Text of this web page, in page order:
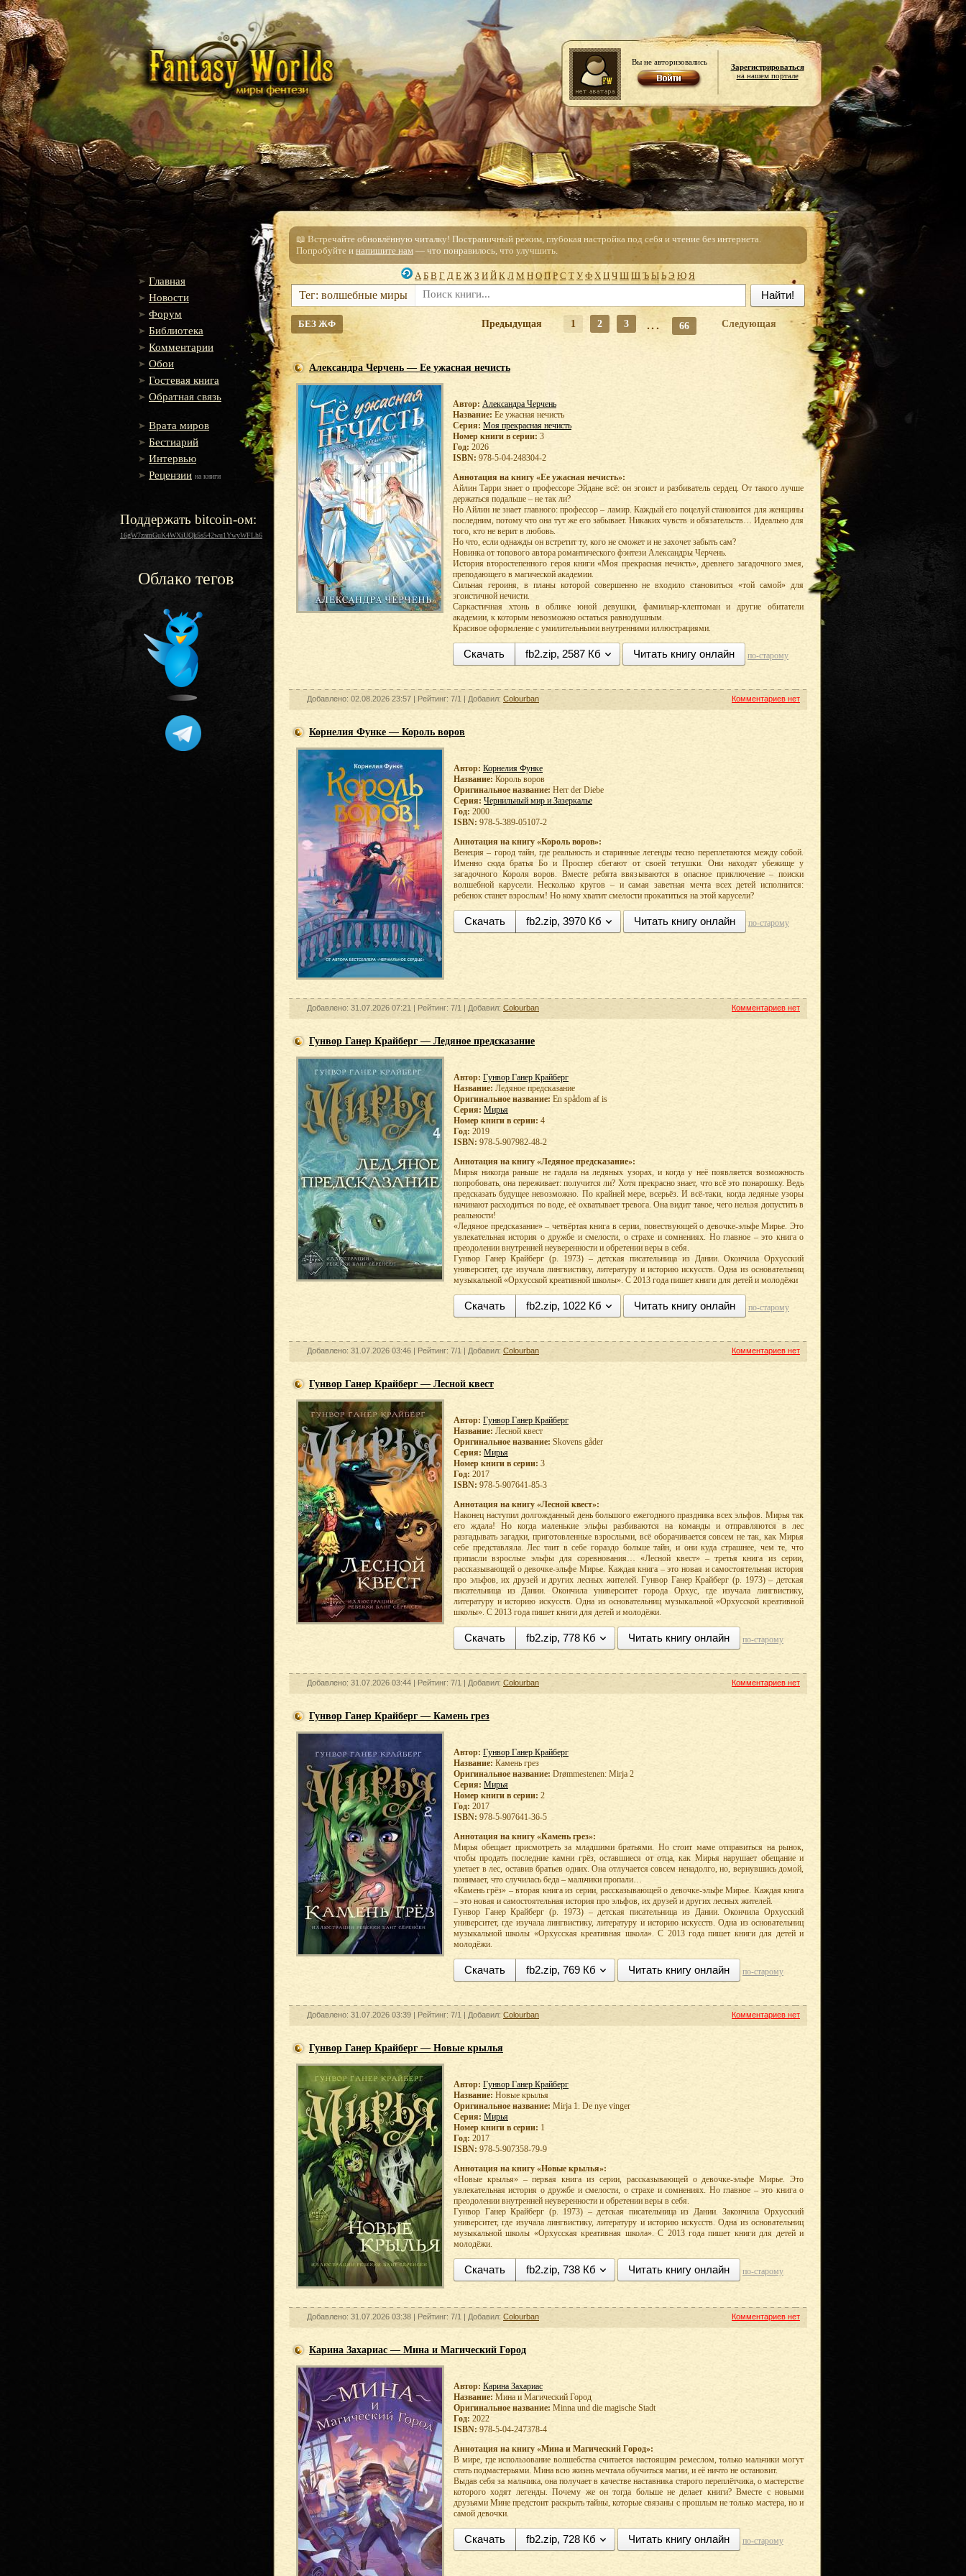
Вы не авторизовались
Зарегистрироваться
на нашем портале
Главная
Новости
Форум
Библиотека
Комментарии
Обои
Гостевая книга
Обратная связь
Врата миров
Бестиарий
Интервью
Рецензии на книги
Поддержать bitcoin-ом:
16gW7zamGuK4WXiUQk5s542wu1YwyWFLh6
Облако тегов
📖 Встречайте обновлённую читалку! Постраничный режим, глубокая настройка под себя и чтение без интернета.
Попробуйте и напишите нам — что понравилось, что улучшить.
А Б В Г Д Е Ж З И Й К Л М Н О П Р С Т У Ф Х Ц Ч Ш Щ Ъ Ы Ь Э Ю Я
Найти!
Тег: волшебные миры
БЕЗ ЖФ Предыдущая 1 2 3 ... 66 Следующая
Александра Черчень — Ее ужасная нечисть
Автор: Александра Черчень
Название: Ее ужасная нечисть
Серия: Моя прекрасная нечисть
Номер книги в серии: 3
Год: 2026
ISBN: 978-5-04-248304-2
Аннотация на книгу «Ее ужасная нечисть»:
Айлин Тарри знает о профессоре Эйдане всё: он эгоист и разбиватель сердец. От такого лучше
держаться подальше – не так ли?
Но Айлин не знает главного: профессор – ламир. Каждый его поцелуй становится для женщины
последним, потому что она тут же его забывает. Никаких чувств и обязательств… Идеально для
того, кто не верит в любовь.
Но что, если однажды он встретит ту, кого не сможет и не захочет забыть сам?
Новинка от топового автора романтического фэнтези Александры Черчень.
История второстепенного героя книги «Моя прекрасная нечисть», древнего загадочного змея,
преподающего в магической академии.
Сильная героиня, в планы которой совершенно не входило становиться «той самой» для
эгоистичной нечисти.
Саркастичная хтонь в облике юной девушки, фамильяр-клептоман и другие обитатели
академии, к которым невозможно остаться равнодушным.
Красивое оформление с умилительными внутренними иллюстрациями.
Скачать fb2.zip, 2587 Кб Читать книгу онлайн по-старому
Добавлено: 02.08.2026 23:57 | Рейтинг: 7/1 | Добавил: Colourban Комментариев нет
Корнелия Функе — Король воров
Автор: Корнелия Функе
Название: Король воров
Оригинальное название: Herr der Diebe
Серия: Чернильный мир и Зазеркалье
Год: 2000
ISBN: 978-5-389-05107-2
Аннотация на книгу «Король воров»:
Венеция – город тайн, где реальность и старинные легенды тесно переплетаются между собой.
Именно сюда братья Бо и Проспер сбегают от своей тетушки. Они находят убежище у
загадочного Короля воров. Вместе ребята ввязываются в опасное приключение – поиски
волшебной карусели. Несколько кругов – и самая заветная мечта всех детей исполнится:
ребенок станет взрослым! Но кому хватит смелости прокатиться на этой карусели?
Скачать fb2.zip, 3970 Кб Читать книгу онлайн по-старому
Добавлено: 31.07.2026 07:21 | Рейтинг: 7/1 | Добавил: Colourban Комментариев нет
Гунвор Ганер Крайберг — Ледяное предсказание
Автор: Гунвор Ганер Крайберг
Название: Ледяное предсказание
Оригинальное название: En spådom af is
Серия: Мирья
Номер книги в серии: 4
Год: 2019
ISBN: 978-5-907982-48-2
Аннотация на книгу «Ледяное предсказание»:
Мирья никогда раньше не гадала на ледяных узорах, и когда у неё появляется возможность
попробовать, она переживает: получится ли? Хотя прекрасно знает, что всё это понарошку. Ведь
предсказать будущее невозможно. По крайней мере, всерьёз. И всё-таки, когда ледяные узоры
начинают расходиться по воде, её охватывает тревога. Она видит такое, чего нельзя допустить в
реальности!
«Ледяное предсказание» – четвёртая книга в серии, повествующей о девочке-эльфе Мирье. Это
увлекательная история о дружбе и смелости, о страхе и сомнениях. Но главное – это книга о
преодолении внутренней неуверенности и обретении веры в себя.
Гунвор Ганер Крайберг (р. 1973) – детская писательница из Дании. Окончила Орхусский
университет, где изучала лингвистику, литературу и историю искусств. Одна из основательниц
музыкальной «Орхусской креативной школы». С 2013 года пишет книги для детей и молодёжи
Скачать fb2.zip, 1022 Кб Читать книгу онлайн по-старому
Добавлено: 31.07.2026 03:46 | Рейтинг: 7/1 | Добавил: Colourban Комментариев нет
Гунвор Ганер Крайберг — Лесной квест
Автор: Гунвор Ганер Крайберг
Название: Лесной квест
Оригинальное название: Skovens gåder
Серия: Мирья
Номер книги в серии: 3
Год: 2017
ISBN: 978-5-907641-85-3
Аннотация на книгу «Лесной квест»:
Наконец наступил долгожданный день большого ежегодного праздника всех эльфов. Мирья так
его ждала! Но когда маленькие эльфы разбиваются на команды и отправляются в лес
разгадывать загадки, приготовленные взрослыми, всё оборачивается совсем не так, как Мирья
себе представляла. Лес таит в себе гораздо больше тайн, и они куда страшнее, чем те, что
припасли взрослые эльфы для соревнования… «Лесной квест» – третья книга из серии,
рассказывающей о девочке-эльфе Мирье. Каждая книга – это новая и самостоятельная история
про эльфов, их друзей и других лесных жителей. Гунвор Ганер Крайберг (р. 1973) – детская
писательница из Дании. Окончила университет города Орхус, где изучала лингвистику,
литературу и историю искусств. Одна из основательниц музыкальной «Орхусской креативной
школы». С 2013 года пишет книги для детей и молодёжи.
Скачать fb2.zip, 778 Кб Читать книгу онлайн по-старому
Добавлено: 31.07.2026 03:44 | Рейтинг: 7/1 | Добавил: Colourban Комментариев нет
Гунвор Ганер Крайберг — Камень грез
Автор: Гунвор Ганер Крайберг
Название: Камень грез
Оригинальное название: Drømmestenen: Mirja 2
Серия: Мирья
Номер книги в серии: 2
Год: 2017
ISBN: 978-5-907641-36-5
Аннотация на книгу «Камень грез»:
Мирья обещает присмотреть за младшими братьями. Но стоит маме отправиться на рынок,
чтобы продать последние камни грёз, оставшиеся от отца, как Мирья нарушает обещание и
улетает в лес, оставив братьев одних. Она отлучается совсем ненадолго, но, вернувшись домой,
понимает, что случилась беда – мальчики пропали…
«Камень грёз» – вторая книга из серии, рассказывающей о девочке-эльфе Мирье. Каждая книга
– это новая и самостоятельная история про эльфов, их друзей и других лесных жителей.
Гунвор Ганер Крайберг (р. 1973) – детская писательница из Дании. Окончила Орхусский
университет, где изучала лингвистику, литературу и историю искусств. Одна из основательниц
музыкальной школы «Орхусская креативная школа». С 2013 года пишет книги для детей и
молодёжи.
Скачать fb2.zip, 769 Кб Читать книгу онлайн по-старому
Добавлено: 31.07.2026 03:39 | Рейтинг: 7/1 | Добавил: Colourban Комментариев нет
Гунвор Ганер Крайберг — Новые крылья
Автор: Гунвор Ганер Крайберг
Название: Новые крылья
Оригинальное название: Mirja 1. De nye vinger
Серия: Мирья
Номер книги в серии: 1
Год: 2017
ISBN: 978-5-907358-79-9
Аннотация на книгу «Новые крылья»:
«Новые крылья» – первая книга из серии, рассказывающей о девочке-эльфе Мирье. Это
увлекательная история о дружбе и смелости, о страхе и сомнениях. Но главное – это книга о
преодолении внутренней неуверенности и обретении веры в себя.
Гунвор Ганер Крайберг (р. 1973) – детская писательница из Дании. Закончила Орхусский
университет, где изучала лингвистику, литературу и историю искусств. Одна из основательниц
музыкальной школы «Орхусская креативная школа». С 2013 года пишет книги для детей и
молодёжи.
Скачать fb2.zip, 738 Кб Читать книгу онлайн по-старому
Добавлено: 31.07.2026 03:38 | Рейтинг: 7/1 | Добавил: Colourban Комментариев нет
Карина Захариас — Мина и Магический Город
Автор: Карина Захариас
Название: Мина и Магический Город
Оригинальное название: Minna und die magische Stadt
Год: 2022
ISBN: 978-5-04-247378-4
Аннотация на книгу «Мина и Магический Город»:
В мире, где использование волшебства считается настоящим ремеслом, только мальчики могут
стать подмастерьями. Мина всю жизнь мечтала обучиться магии, и её ничто не остановит.
Выдав себя за мальчика, она получает в качестве наставника старого переплётчика, о мастерстве
которого ходят легенды. Почему же он тогда больше не делает книги? Вместе с новыми
друзьями Мине предстоит раскрыть тайны, которые связаны с прошлым не только мастера, но и
самой девочки.
Скачать fb2.zip, 728 Кб Читать книгу онлайн по-старому